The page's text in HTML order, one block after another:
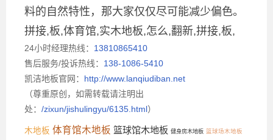
料的自然特性，那大家仅仅尽可能减少偏色。
拼接,板,体育馆,实木地板,怎么,翻新,拼接,板,
24小时经理热线： 13810865410
售后服务/投诉热线： 138-1086-5410
凯洁地板官网： http://www.lanqiudiban.net
（尊重原创，如需转载请注明出
处： /zixun/jishulingyu/6135.html）
木地板 体育馆木地板 篮球馆木地板 健身房木地板 篮球场木地板